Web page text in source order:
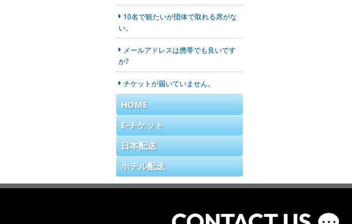
10名で観たいが団体で取れる席がな
い。
メールアドレスは携帯でも良いです
か?
チケットが届いていません。
HOME
E-チケット
日本配送
ホテル配送